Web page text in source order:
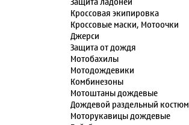
Кроссовая экипировка
Кроссовые маски, Мотоочки
Джерси
Защита от дождя
Мотобахилы
Мотодождевики
Комбинезоны
Мотоштаны дождевые
Дождевой раздельный костюм
Моторукавицы дождевые